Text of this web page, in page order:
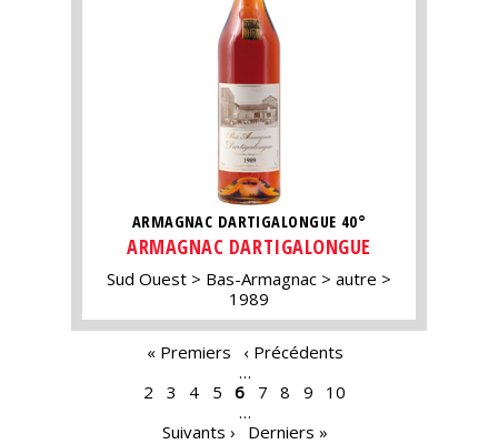
ARMAGNAC DARTIGALONGUE 40°
ARMAGNAC DARTIGALONGUE
Sud Ouest Bas-Armagnac
autre
1989
« Premiers
‹ Précédents
…
2
3 4 5 6 7 8 9
10
…
Suivants ›
Derniers »